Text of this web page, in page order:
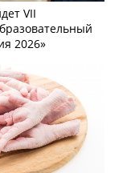
VII
2026»